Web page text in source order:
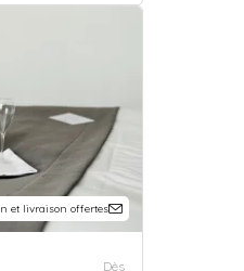
et livraison offertes
Dès